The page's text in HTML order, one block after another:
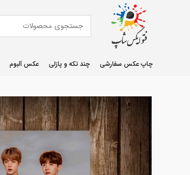
چاپ عکس سفارشی چند تکه و پازلی عکس آلبوم